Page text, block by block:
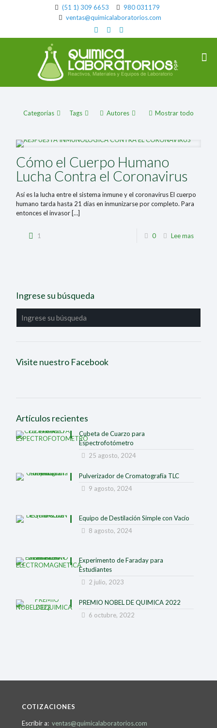
(51 1) 309 6653
980 031179
ventas@quimicalaboratorios.com
Categorías Tags Autores Mostrar todo
Cómo el Cuerpo Humano
Lucha Contra el Coronavirus
Así es la lucha entre el sistema inmune y el coronavirus El cuerpo
humano tarda hasta 21 días en inmunizarse por completo. Para
entonces el invasor […]
1 0 Lee mas
Ingrese su búsqueda
Visite nuestro Facebook
Artículos recientes
Cubeta de Cuarzo para
Espectrofotómetro
25 agosto, 2024
Pulverizador de Cromatografía TLC
9 agosto, 2024
Equipo de Destilación Simple con Vacío
8 agosto, 2024
Experimento de Faraday para
Estudiantes
2 julio, 2023
PREMIO NOBEL DE QUIMICA 2022
6 octubre, 2022
COTIZACIONES
Escribir a: ventas@quimicalaboratorios.com